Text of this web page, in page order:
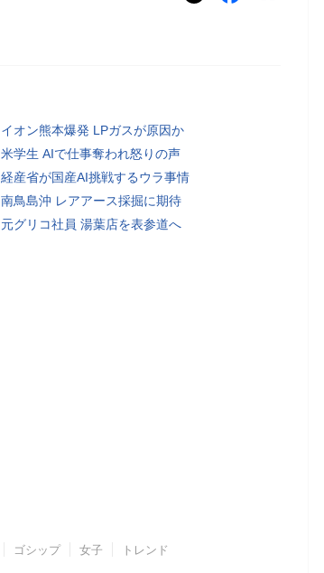
イオン熊本爆発 LPガスが原因か
米学生 AIで仕事奪われ怒りの声
経産省が国産AI挑戦するウラ事情
南鳥島沖 レアアース採掘に期待
元グリコ社員 湯葉店を表参道へ
ゴシップ 女子 トレンド